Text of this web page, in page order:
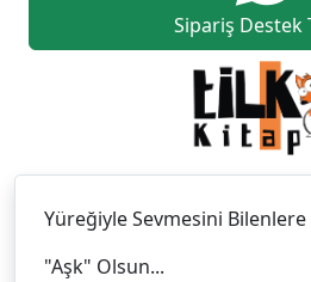
Sipariş Destek
Yüreğiyle Sevmesini Bilenlere
"Aşk" Olsun...